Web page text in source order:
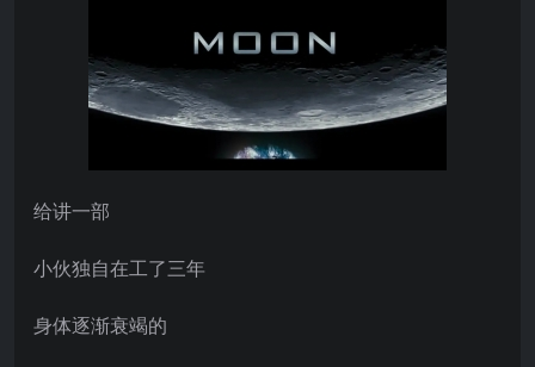
给讲一部
小伙独自在工了三年
身体逐渐衰竭的